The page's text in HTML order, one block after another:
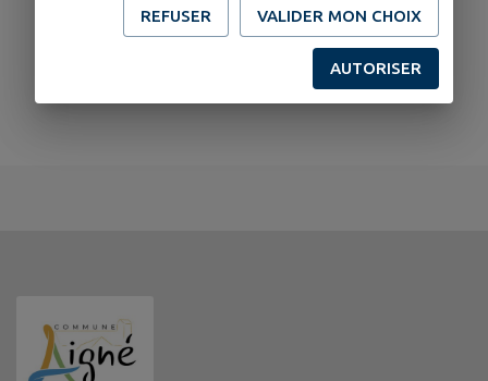
REFUSER VALIDER MON CHOIX
AUTORISER